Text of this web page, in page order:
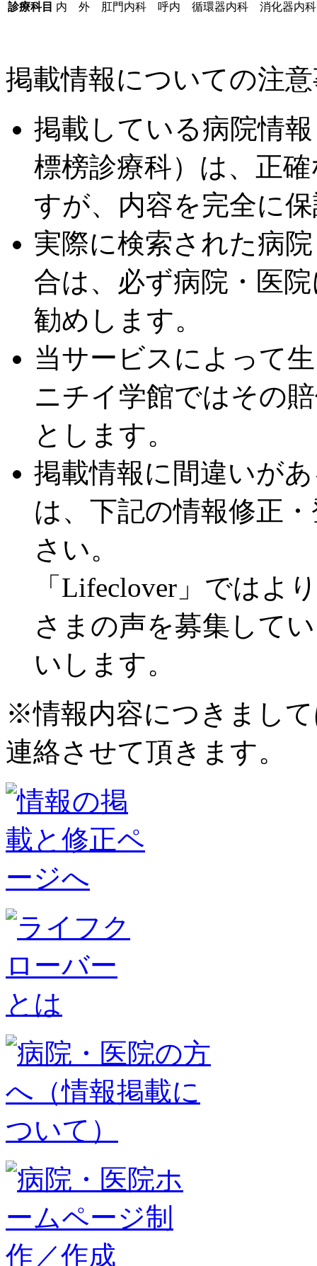
診療科目 内 外 肛門内科 呼内 循環器内科 消化器内
掲載情報についての注
掲載している病院情
標榜診療科）は、正
すが、内容を完全に
実際に検索された病
合は、必ず病院・医
勧めします。
当サービスによって
ニチイ学館ではその
とします。
掲載情報に間違いが
は、下記の情報修正
さい。
「Lifeclover」ではよ
さまの声を募集して
いします。
※情報内容につきまし
連絡させて頂きます。